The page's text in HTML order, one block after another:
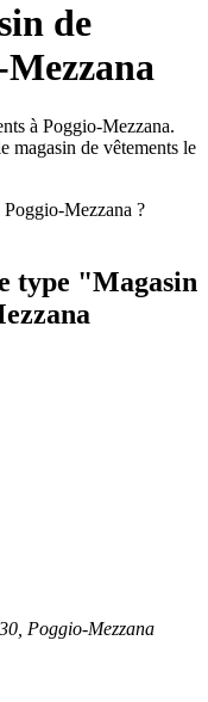
de
à Poggio-Mezzana.
magasin de vêtements le
Poggio-Mezzana ?
type "Magasin
Poggio-Mezzana